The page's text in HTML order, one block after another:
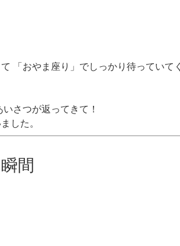
「おやま座り」でしっかり待っていて
さつが返ってきて！
した。
間